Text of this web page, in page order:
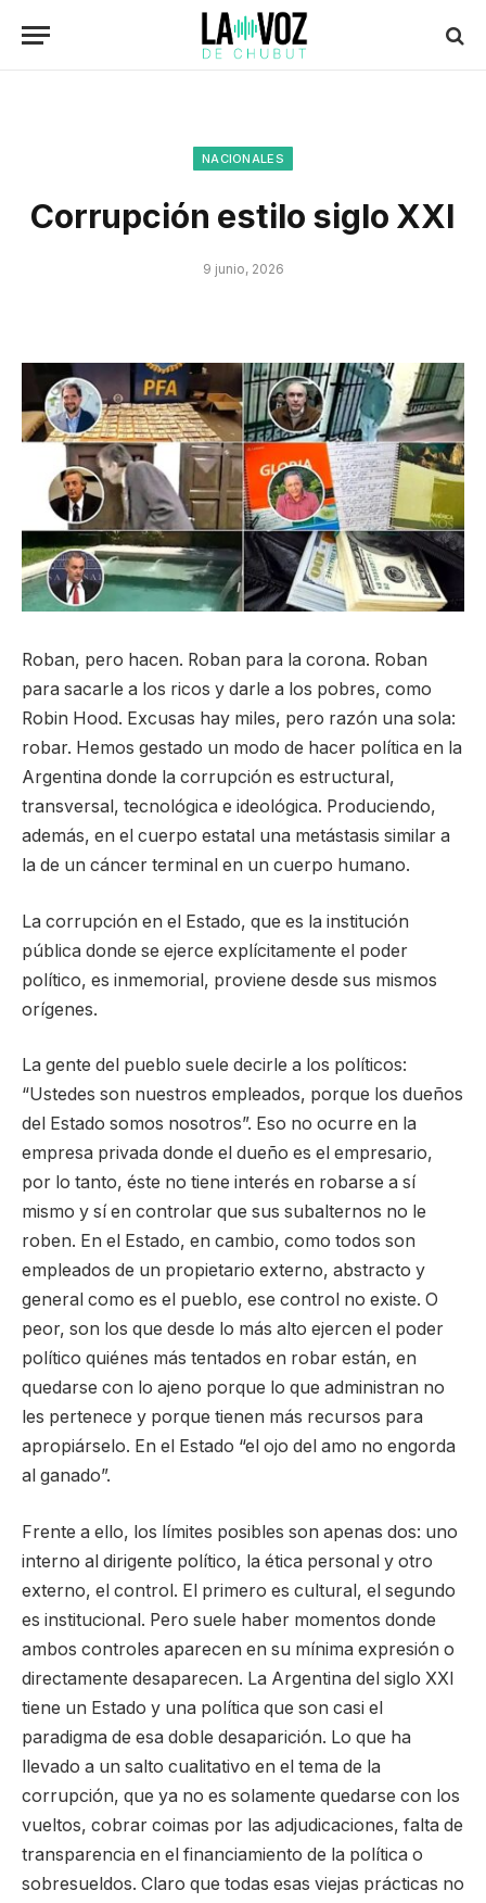
NACIONALES
Corrupción estilo siglo XXI
9 junio, 2026
Roban, pero hacen. Roban para la corona. Roban
para sacarle a los ricos y darle a los pobres, como
Robin Hood. Excusas hay miles, pero razón una sola:
robar. Hemos gestado un modo de hacer política en la
Argentina donde la corrupción es estructural,
transversal, tecnológica e ideológica. Produciendo,
además, en el cuerpo estatal una metástasis similar a
la de un cáncer terminal en un cuerpo humano.
La corrupción en el Estado, que es la institución
pública donde se ejerce explícitamente el poder
político, es inmemorial, proviene desde sus mismos
orígenes.
La gente del pueblo suele decirle a los políticos:
“Ustedes son nuestros empleados, porque los dueños
del Estado somos nosotros”. Eso no ocurre en la
empresa privada donde el dueño es el empresario,
por lo tanto, éste no tiene interés en robarse a sí
mismo y sí en controlar que sus subalternos no le
roben. En el Estado, en cambio, como todos son
empleados de un propietario externo, abstracto y
general como es el pueblo, ese control no existe. O
peor, son los que desde lo más alto ejercen el poder
político quiénes más tentados en robar están, en
quedarse con lo ajeno porque lo que administran no
les pertenece y porque tienen más recursos para
apropiárselo. En el Estado “el ojo del amo no engorda
al ganado”.
Frente a ello, los límites posibles son apenas dos: uno
interno al dirigente político, la ética personal y otro
externo, el control. El primero es cultural, el segundo
es institucional. Pero suele haber momentos donde
ambos controles aparecen en su mínima expresión o
directamente desaparecen. La Argentina del siglo XXI
tiene un Estado y una política que son casi el
paradigma de esa doble desaparición. Lo que ha
llevado a un salto cualitativo en el tema de la
corrupción, que ya no es solamente quedarse con los
vueltos, cobrar coimas por las adjudicaciones, falta de
transparencia en el financiamiento de la política o
sobresueldos. Claro que todas esas viejas prácticas no